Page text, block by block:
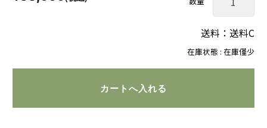
在庫状態 : 在庫僅少
送料：送料C